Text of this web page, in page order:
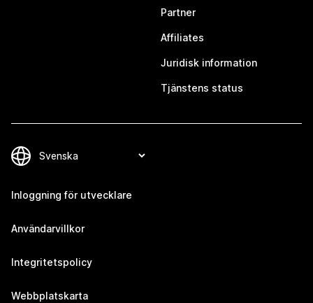
Partner
Affiliates
Juridisk information
Tjänstens status
Inloggning för utvecklare
Användarvillkor
Integritetspolicy
Webbplatskarta